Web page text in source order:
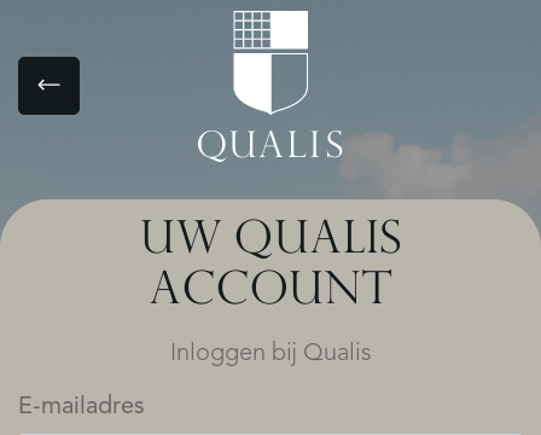
UW QUALIS
ACCOUNT
Inloggen bij Qualis
E-mailadres